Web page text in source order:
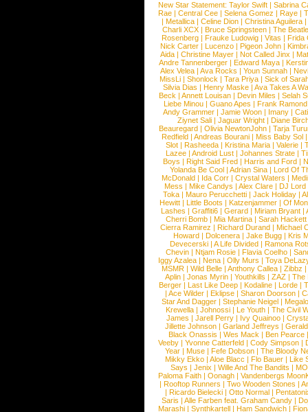
New Star Statement: Taylor Swift | Sabrina
Rae |Central Cee |Selena Gomez |Raye |
| Metallica | Celine Dion | Christina Aguilera |
Charli XCX |Bruce Springsteen |The
Rosenberg | Frauke Ludowig | Vitas | Frida
Nick Carter | Lucenzo | Pigeon John |
Aida |Christine Mayer |Not Called Jinx |
Andre Tannenberger | Edward Maya |
Alex Velea | Ava Rocks | Youn Sunnah |
MissLi | Shonlock | Tara Priya | Sick of
Silvia Dias |Henry Maske |Ava Takes A
Beck |Annett Louisan |Devin Miles |Selah
Liebe Minou |Guano Apes |Frank Ramond
Andy Grammer |Jamie Woon | Imany |
Ziynet Sali |Jaguar Wright |Diane
Beauregard |Olivia NewtonJohn |Tarja
Redfield | Andreas Bourani | Miss Baby Sol
Slot | Rasheeda | Kristina Maria | Valerie |
Lazee | Android Lust | Johannes Strate |
Boys | Right Said Fred | Harris and Ford |
Yolanda Be Cool |Adrian Sina |Lord Of
McDonald | Ida Corr |Crystal Waters |
Mess | Mike Candys | Alex Clare | DJ Lord
Toka | Mauro Perucchetti | Jack Holiday |
Hewitt |Little Boots |Katzenjammer |Of
Lashes |Graffiti6 |Gerard |Miriam Bryant |
Cherri Bomb | Mia Martina | Sarah Hackett
Cierra Ramirez | Richard Durand | Michael
Howard |Dolcenera |Jake Bugg |Kris
Devecerski |A Life Divided |Ramona
Chevin |Ntjam Rosie |Flavia Coelho |
Iggy Azalea | Nena | Olly Murs | Toya
MSMR |Wild Belle |Anthony Callea |Zibbz
Aplin | Jonas Myrin | Youthkills | ZAZ | The
Berger |Last Like Deep |Kodaline |Lorde |
|Ace Wilder |Eklipse |Sharon Doorson |
Star And Dagger | Stephanie Neigel |
Krewella | Johnossi | Le Youth | The Civil
James | Jarell Perry | Ivy Quainoo |
Jillette Johnson | Garland Jeffreys |
Black Onassis | Wes Mack | Ben Pearce
Veeby | Yvonne Catterfeld | Cody Simpson |
Year |Muse |Fefe Dobson |The Bloody
Mikky Ekko | Aloe Blacc | Flo Bauer | Like
Says | Jenix | Wille And The Bandits | MO
Paloma Faith |Oonagh |Vandenbergs
|Rooftop Runners |Two Wooden Stones |
| Ricardo Bielecki | Otto Normal |
Saris | Alle Farben feat. Graham Candy |
Marashi | Synthkartell | Ham Sandwich |